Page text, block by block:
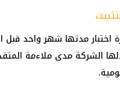
اختبار مدتها شهر واحد قبل
الشركة مدى ملاءمة